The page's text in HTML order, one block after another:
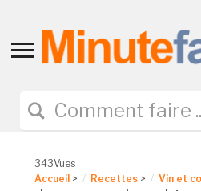
Toggle
navigation
343Vues
Accueil > Recettes > Vin et